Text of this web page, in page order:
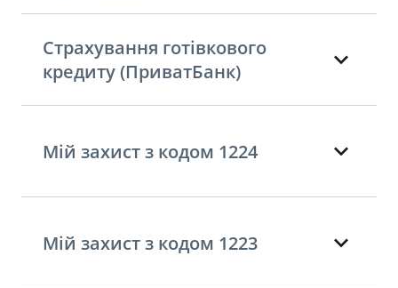
Страхування готівкового
кредиту (ПриватБанк)
Мій захист з кодом 1224
Мій захист з кодом 1223